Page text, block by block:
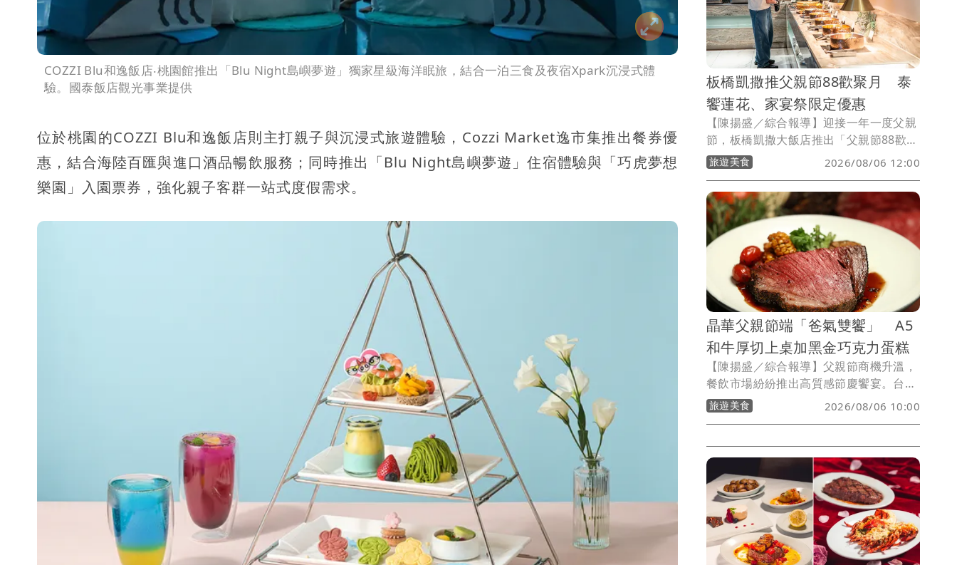
COZZI Blu和逸飯店‧桃園館推出「Blu Night島嶼夢遊」獨家星級海洋眠旅，結合一泊三食及夜宿Xpark沉浸式體
驗。國泰飯店觀光事業提供
位於桃園的COZZI Blu和逸飯店則主打親子與沉浸式旅遊體驗，Cozzi Market逸市集推出餐券優
惠，結合海陸百匯與進口酒品暢飲服務；同時推出「Blu Night島嶼夢遊」住宿體驗與「巧虎夢想
樂園」入園票券，強化親子客群一站式度假需求。
板橋凱撒推父親節88歡聚月 泰
饗蓮花、家宴祭限定優惠
【陳揚盛／綜合報導】迎接一年一度父親
節，板橋凱撒大飯店推出「父親節88歡聚
月」，集結館內人氣餐廳推出限定優惠與
節慶禮遇，邀請家庭以美食向辛勞的爸爸
表達感謝。其中，《2025米其林指南》推
薦餐廳家宴中餐廳推出團聚桌菜優惠，南
洋料理餐廳Lotus泰饗蓮花則祭出「88同
行歡聚」活動，透過多元餐飲體驗滿足父
親節聚餐需求。
旅遊美食 2026/08/06 12:00
晶華父親節端「爸氣雙饗」 A5
和牛厚切上桌加黑金巧克力蛋糕
【陳揚盛／綜合報導】父親節商機升溫，
餐飲市場紛紛推出高質感節慶饗宴。台北
晶華酒店今年以「爸氣肉食節」為主題，
從豪邁肉食到精品甜點，打造專屬爸爸的
「爐烤厚切日本A5和牛排」，Regent
Gift Shop甜點櫃則推出「黑金紳士」榛
果巧克力蛋糕，以濃郁風味與精緻工藝，
滿足父親節送禮與聚餐需求。
旅遊美食 2026/08/06 10:00